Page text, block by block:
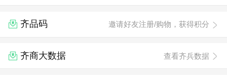
齐品码 邀请好友注册/购物，获得积分
齐商大数据 查看齐兵数据